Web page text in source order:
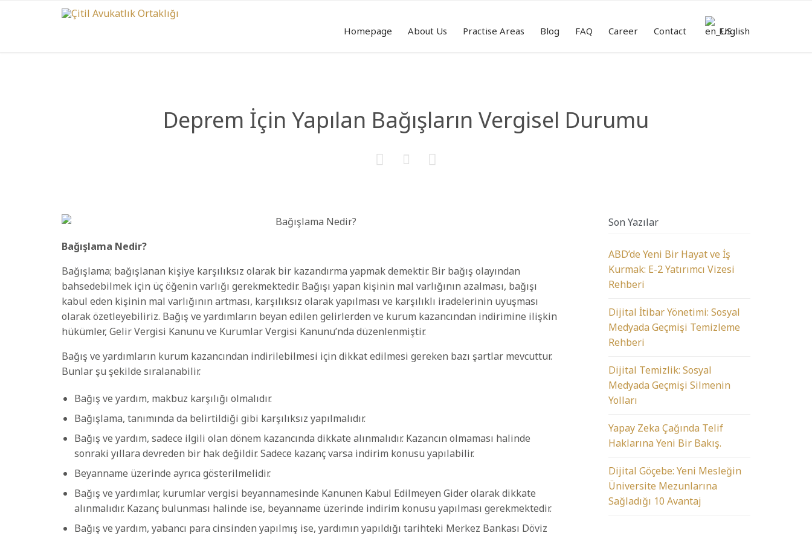
Homepage About Us Practise Areas Blog FAQ Career Contact English
Deprem İçin Yapılan Bağışların Vergisel Durumu
  
Bağışlama Nedir?
Bağışlama; bağışlanan kişiye karşılıksız olarak bir kazandırma yapmak demektir. Bir bağış olayından
bahsedebilmek için üç öğenin varlığı gerekmektedir. Bağışı yapan kişinin mal varlığının azalması, bağışı
kabul eden kişinin mal varlığının artması, karşılıksız olarak yapılması ve karşılıklı iradelerinin uyuşması
olarak özetleyebiliriz. Bağış ve yardımların beyan edilen gelirlerden ve kurum kazancından indirimine ilişkin
hükümler, Gelir Vergisi Kanunu ve Kurumlar Vergisi Kanunu’nda düzenlenmiştir.
Bağış ve yardımların kurum kazancından indirilebilmesi için dikkat edilmesi gereken bazı şartlar mevcuttur.
Bunlar şu şekilde sıralanabilir.
Bağış ve yardım, makbuz karşılığı olmalıdır.
Bağışlama, tanımında da belirtildiği gibi karşılıksız yapılmalıdır.
Bağış ve yardım, sadece ilgili olan dönem kazancında dikkate alınmalıdır. Kazancın olmaması halinde
sonraki yıllara devreden bir hak değildir. Sadece kazanç varsa indirim konusu yapılabilir.
Beyanname üzerinde ayrıca gösterilmelidir.
Bağış ve yardımlar, kurumlar vergisi beyannamesinde Kanunen Kabul Edilmeyen Gider olarak dikkate
alınmalıdır. Kazanç bulunması halinde ise, beyanname üzerinde indirim konusu yapılması gerekmektedir.
Bağış ve yardım, yabancı para cinsinden yapılmış ise, yardımın yapıldığı tarihteki Merkez Bankası Döviz
Son Yazılar
ABD’de Yeni Bir Hayat ve İş
Kurmak: E-2 Yatırımcı Vizesi
Rehberi
Dijital İtibar Yönetimi: Sosyal
Medyada Geçmişi Temizleme
Rehberi
Dijital Temizlik: Sosyal
Medyada Geçmişi Silmenin
Yolları
Yapay Zeka Çağında Telif
Haklarına Yeni Bir Bakış.
Dijital Göçebe: Yeni Mesleğin
Üniversite Mezunlarına
Sağladığı 10 Avantaj